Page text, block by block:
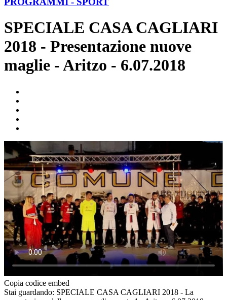
SPECIALE CASA CAGLIARI
2018 - Presentazione nuove
maglie - Aritzo - 6.07.2018
Copia codice embed
Stai guardando: SPECIALE CASA CAGLIARI 2018 - La